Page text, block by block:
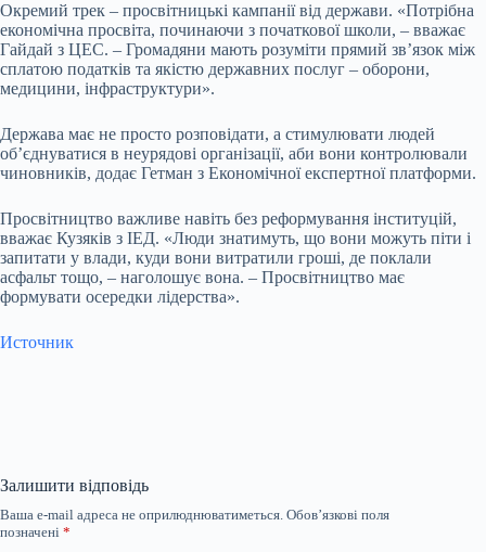
Окремий трек – просвітницькі кампанії від держави. «Потрібна
економічна просвіта, починаючи з початкової школи, – вважає
Гайдай з ЦЕС. – Громадяни мають розуміти прямий звʼязок між
сплатою податків та якістю державних послуг – оборони,
медицини, інфраструктури».
Держава має не просто розповідати, а стимулювати людей
об’єднуватися в неурядові організації, аби вони контролювали
чиновників, додає Гетман з Економічної експертної платформи.
Просвітництво важливе навіть без реформування інституцій,
вважає Кузяків з ІЕД. «Люди знатимуть, що вони можуть піти і
запитати у влади, куди вони витратили гроші, де поклали
асфальт тощо, – наголошує вона. – Просвітництво має
формувати осередки лідерства».
Источник
Залишити відповідь
Ваша e-mail адреса не оприлюднюватиметься. Обов’язкові поля
позначені *